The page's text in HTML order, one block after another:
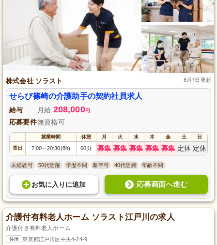
株式会社 ソラスト 8月7日更新
せらび篠崎の介護助手の契約社員求人
給与 月給 208,000円
応募要件無資格可
就業時間 休憩 月 火 水 木 金 土 日
長日 7:00～ 20:30(8h) 60分 募集 募集 募集 募集 募集 定休 定休
未経験可 50代活躍 学歴不問 新卒可 40代活躍 年齢不問
お気に入り に追加 応募画面へ進む
介護付有料老人ホーム ソラスト江戸川の求人
介護付き有料老人ホーム
住所 東京都江戸川区中央4-24-9